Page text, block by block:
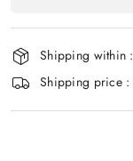
delivery
Shipping within :
Shipping price :